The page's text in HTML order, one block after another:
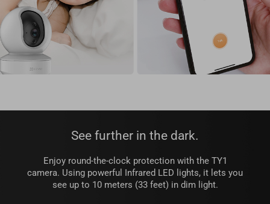
See further in the dark.
Enjoy round-the-clock protection with the TY1
camera. Using powerful Infrared LED lights, it lets you
see up to 10 meters (33 feet) in dim light.